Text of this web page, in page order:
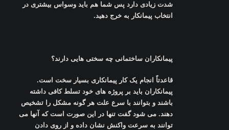
شدت زیادی دارد پس شما هم باید وسواس بیشتری در
انتخاب پیمانکار به خرج دهید.
پیمانکاران ساختمانی چه سختی هایی دارند؟
قاعدتاً انجام یک کار پیمانکاری بسیار سخت است.
پیمانکاران باید بر پروژه های خود تسلط کافی داشته
باشند و بتوانند با سرع علت هر گونه مشکل را تشخیص
دهند. می شود گفت تنها در این صورت است که آنها می
توانند به سرعت واکنش نشان داده و از روی دادن